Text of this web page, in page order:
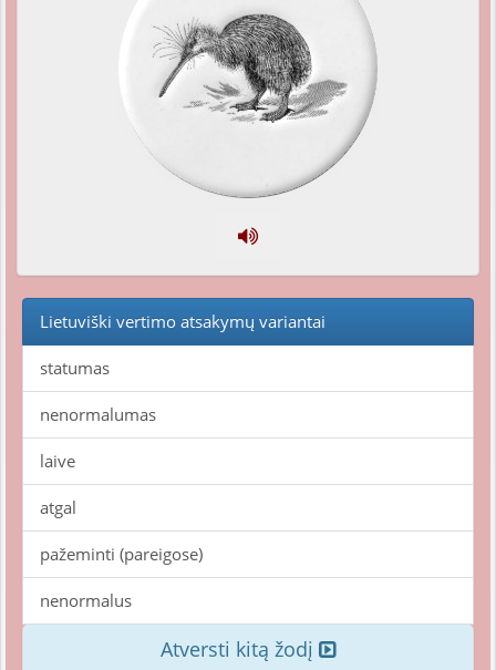
Lietuviški vertimo atsakymų variantai
statumas
nenormalumas
laive
atgal
pažeminti (pareigose)
nenormalus
Atversti kitą žodį